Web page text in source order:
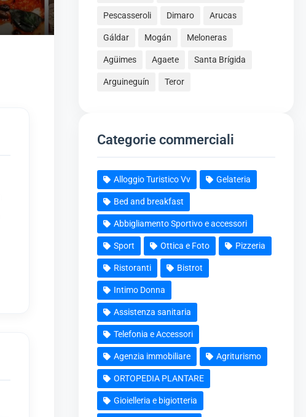
Pescasseroli Dimaro Arucas
Gáldar Mogán Meloneras
Agüimes Agaete Santa Brígida
Arguineguín Teror
Categorie commerciali
Alloggio Turistico Vv Gelateria
Bed and breakfast
Abbigliamento Sportivo e accessori
Sport Ottica e Foto Pizzeria
Ristoranti Bistrot
Intimo Donna
Assistenza sanitaria
Telefonia e Accessori
Agenzia immobiliare Agriturismo
ORTOPEDIA PLANTARE
Gioielleria e bigiotteria